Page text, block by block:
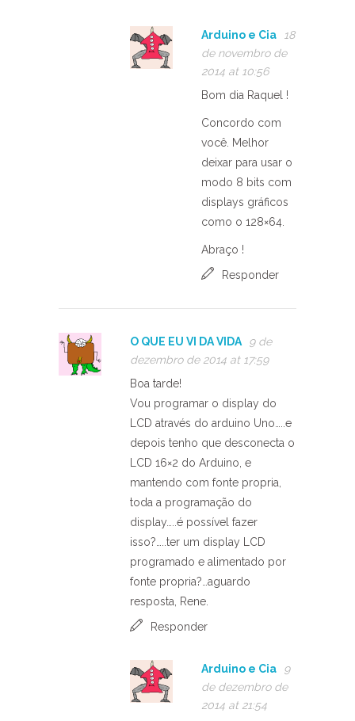
Arduino e Cia
18
de novembro de
2014 at 10:56
Bom dia Raquel !
Concordo com
você. Melhor
deixar para usar o
modo 8 bits com
displays gráficos
como o 128×64.
Abraço !
Responder
O QUE EU VI DA VIDA
9 de
dezembro de 2014 at 17:59
Boa tarde!
Vou programar o display do
LCD através do arduino Uno…..e
depois tenho que desconecta o
LCD 16×2 do Arduino, e
mantendo com fonte propria,
toda a programação do
display…..é possível fazer
isso?…..ter um display LCD
programado e alimentado por
fonte propria?…aguardo
resposta, Rene.
Responder
Arduino e Cia
9
de dezembro de
2014 at 21:54